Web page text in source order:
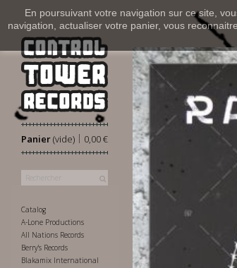
En poursuivant votre navigation sur ce site,
navigation, actualiser votre panier, vous
Panier 0,00 €
|
(vide)
Catalog
A-Lone Productions
All Nations Records
Berry's Records
Blakamix International